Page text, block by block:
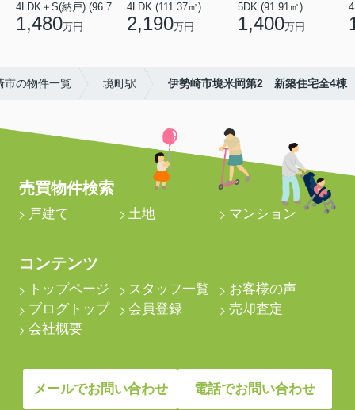
4LDK＋S(納戸) (96.78㎡)
1,480万円
4LDK (111.37㎡)
2,190万円
5DK (91.91㎡)
1,400万円
市の物件一覧 境町駅 伊勢崎市境米岡第2 新築住宅全4棟
売買物件検索
戸建て 土地 マンション
コンテンツ
トップページ スタッフ一覧
お客様の声
ブログトップ
会員登録
売却査定
会社概要
メールでお問い合わせ 電話でお問い合わせ